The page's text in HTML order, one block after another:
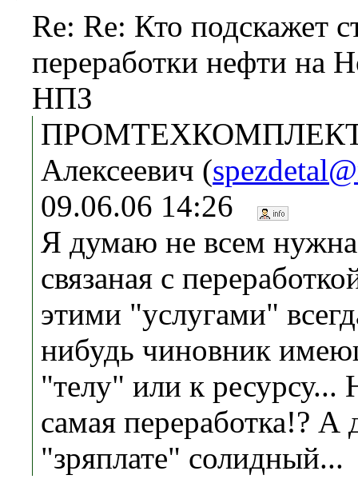
Re: Re: Кто подскажет
переработки нефти на
НПЗ
ПРОМТЕХКОМПЛЕКТ
Алексеевич (
09.06.06 14:26
Я думаю не всем нужна
связаная с
этими "услугами"
нибудь чиновник
"телу" или к ресурсу...
самая переработка!? А
"зряплате" солидный...